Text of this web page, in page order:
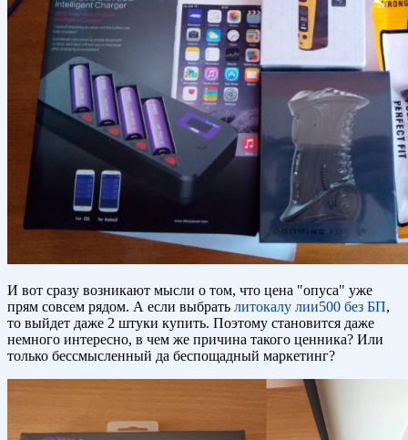
И вот сразу возникают мысли о том, что цена "опуса" уже
прям совсем рядом. А если выбрать литокалу лии500 без БП,
то выйдет даже 2 штуки купить. Поэтому становится даже
немного интересно, в чем же причина такого ценника? Или
только бессмысленный да беспощадный маркетинг?